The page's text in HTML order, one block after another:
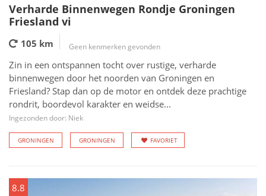
Verharde Binnenwegen Rondje Groningen
Friesland vi
105 km Geen kenmerken gevonden
Zin in een ontspannen tocht over rustige, verharde
binnenwegen door het noorden van Groningen en
Friesland? Stap dan op de motor en ontdek deze prachtige
rondrit, boordevol karakter en weidse...
Ingezonden door: Niek
GRONINGEN GRONINGEN FAVORIET
8.8